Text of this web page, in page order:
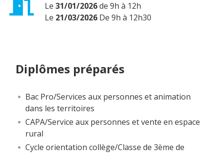
Le 31/01/2026de 9h à 12h
Le 21/03/2026 De 9h à 12h30
Diplômes préparés
Bac Pro/Services aux personnes et animation
dans les territoires
CAPA/Service aux personnes et vente en espace
rural
Cycle orientation collège/Classe de 3ème de